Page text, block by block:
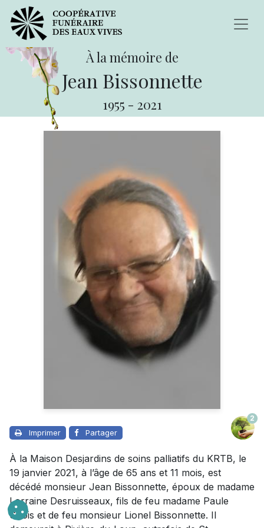
À la mémoire de
Jean Bissonnette
1955 - 2021
Imprimer Partager
2
À la Maison Desjardins de soins palliatifs du KRTB, le
19 janvier 2021, à l’âge de 65 ans et 11 mois, est
décédé monsieur Jean Bissonnette, époux de madame
Lorraine Desruisseaux, fils de feu madame Paule
Sirois et de feu monsieur Lionel Bissonnette. Il